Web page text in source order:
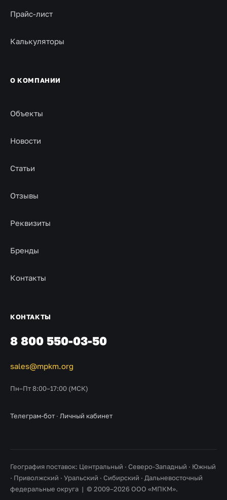
Прайс-лист
Калькуляторы
О КОМПАНИИ
Объекты
Новости
Статьи
Отзывы
Реквизиты
Бренды
Контакты
КОНТАКТЫ
8 800 550-03-50
sales@mpkm.org
Пн–Пт 8:00–17:00 (МСК)
Телеграм-бот · Личный кабинет
География поставок: Центральный · Северо-Западный · Южный
· Приволжский · Уральский · Сибирский · Дальневосточный
федеральные округа | © 2009–2026 ООО «МПКМ».